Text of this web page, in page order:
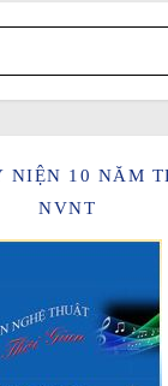
NIỆN 10 NĂM
NVNT